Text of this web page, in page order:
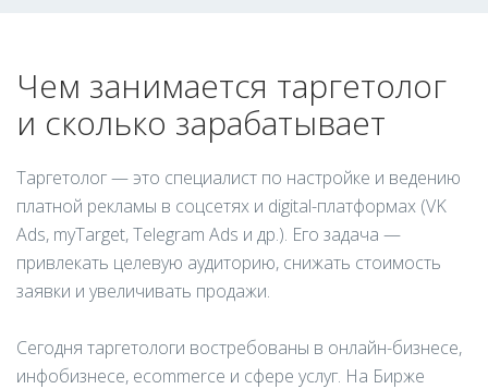
Чем занимается таргетолог
и сколько зарабатывает
Таргетолог — это специалист по настройке и ведению
платной рекламы в соцсетях и digital-платформах (VK
Ads, myTarget, Telegram Ads и др.). Его задача —
привлекать целевую аудиторию, снижать стоимость
заявки и увеличивать продажи.
Сегодня таргетологи востребованы в онлайн-бизнесе,
инфобизнесе, ecommerce и сфере услуг. На Бирже